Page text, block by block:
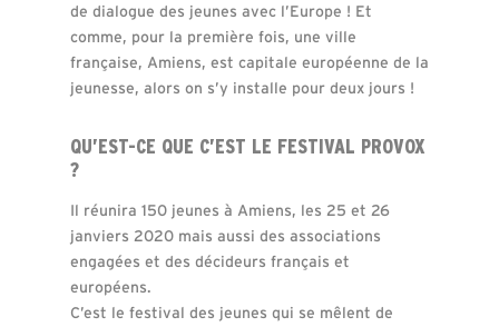
de dialogue des jeunes avec l’Europe ! Et
comme, pour la première fois, une ville
française, Amiens, est capitale européenne de la
jeunesse, alors on s’y installe pour deux jours !
QU’EST-CE QUE C’EST LE FESTIVAL PROVOX
?
Il réunira 150 jeunes à Amiens, les 25 et 26
janviers 2020 mais aussi des associations
engagées et des décideurs français et
européens.
C’est le festival des jeunes qui se mêlent de